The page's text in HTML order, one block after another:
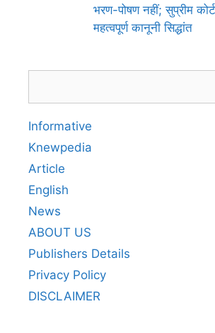
भरण-पोषण नहीं; सुप्रीम
महत्वपूर्ण कानूनी सिद्धांत
Informative
Knewpedia
Article
English
News
ABOUT US
Publishers Details
Privacy Policy
DISCLAIMER